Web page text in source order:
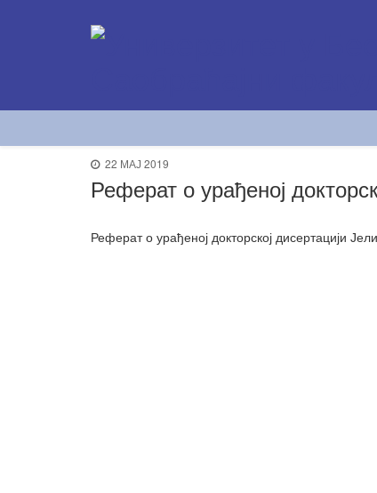
22 МАЈ 2019
Реферат о урађеној
Реферат о урађеној докторској дисертацији